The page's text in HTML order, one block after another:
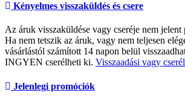
Kényelmes visszaküldés és csere
Az áruk visszaküldése vagy cseréje nem
Ha nem tetszik az áruk, vagy nem teljesen
vásárlástól számított 14 napon belül
INGYEN cserélheti ki. Visszaadási vagy
Jelenlegi promóciók